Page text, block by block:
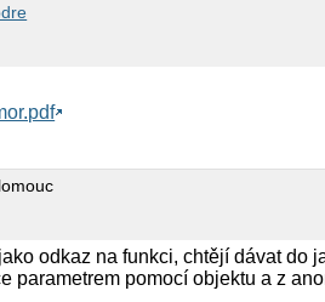
odkaz na funkci, chtějí dávat do
parametrem pomocí objektu a z